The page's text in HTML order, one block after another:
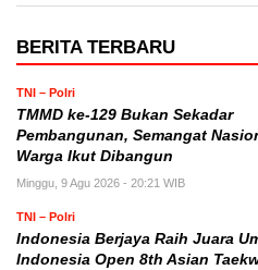
BERITA TERBARU
TNI – Polri
TMMD ke-129 Bukan Sekadar
Pembangunan, Semangat
Warga Ikut Dibangun
Minggu, 9 Agu 2026 - 20:21 WIB
TNI – Polri
Indonesia Berjaya Raih Juara
Indonesia Open 8th Asian